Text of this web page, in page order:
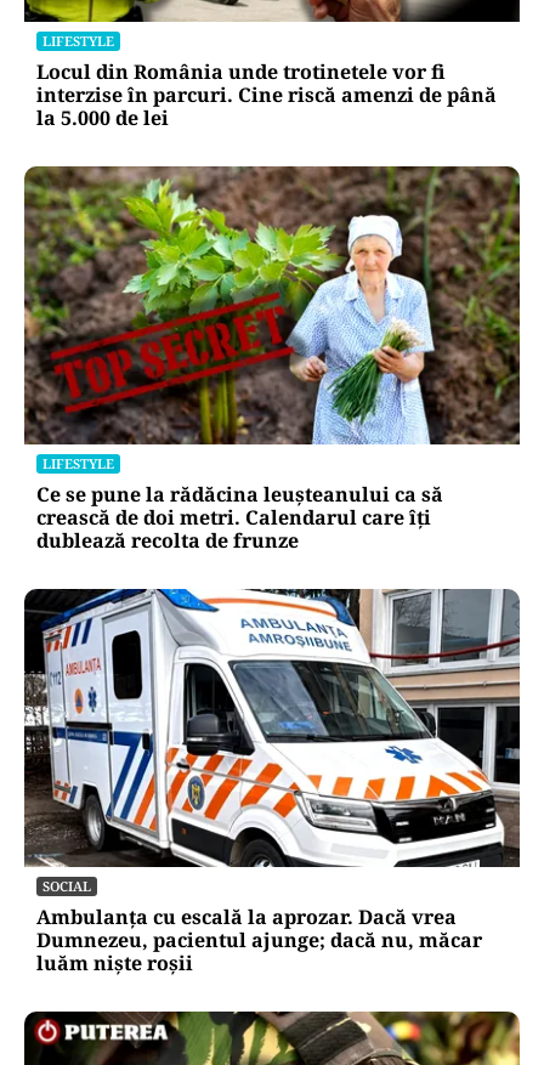
LIFESTYLE
Locul din România unde trotinetele vor fi
interzise în parcuri. Cine riscă amenzi de până
la 5.000 de lei
LIFESTYLE
Ce se pune la rădăcina leușteanului ca să
crească de doi metri. Calendarul care îți
dublează recolta de frunze
SOCIAL
Ambulanța cu escală la aprozar. Dacă vrea
Dumnezeu, pacientul ajunge; dacă nu, măcar
luăm niște roșii